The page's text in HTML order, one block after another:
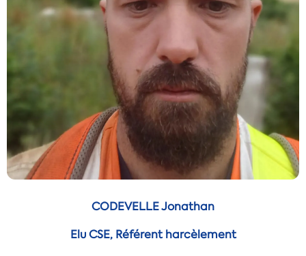
CODEVELLE Jonathan
Elu CSE, Référent harcèlement